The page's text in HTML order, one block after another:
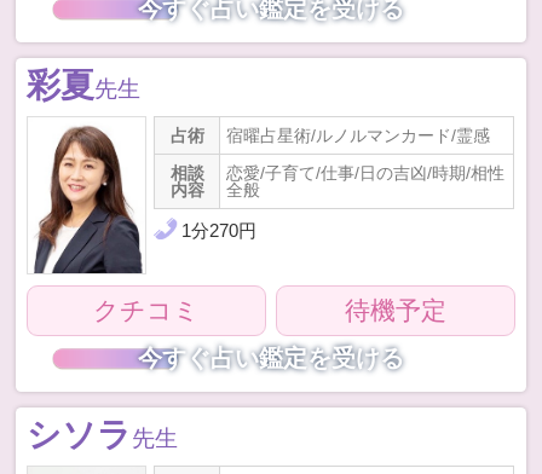
今すぐ占い鑑定を受ける
彩夏先生
占術
宿曜占星術/ルノルマンカード/霊感
相談
内容
恋愛/子育て/仕事/日の吉凶/時期/相性
全般
1分270円
クチコミ 待機予定
今すぐ占い鑑定を受ける
シソラ 先生